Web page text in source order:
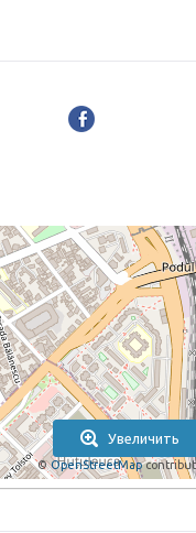
Увеличить
©OpenStreetMap